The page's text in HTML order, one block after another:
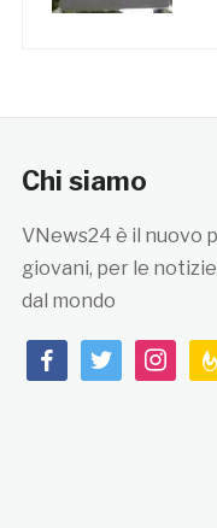
Chi siamo
VNews24 è il nuovo
giovani, per le
dal mondo
facebooktwitterinstagram